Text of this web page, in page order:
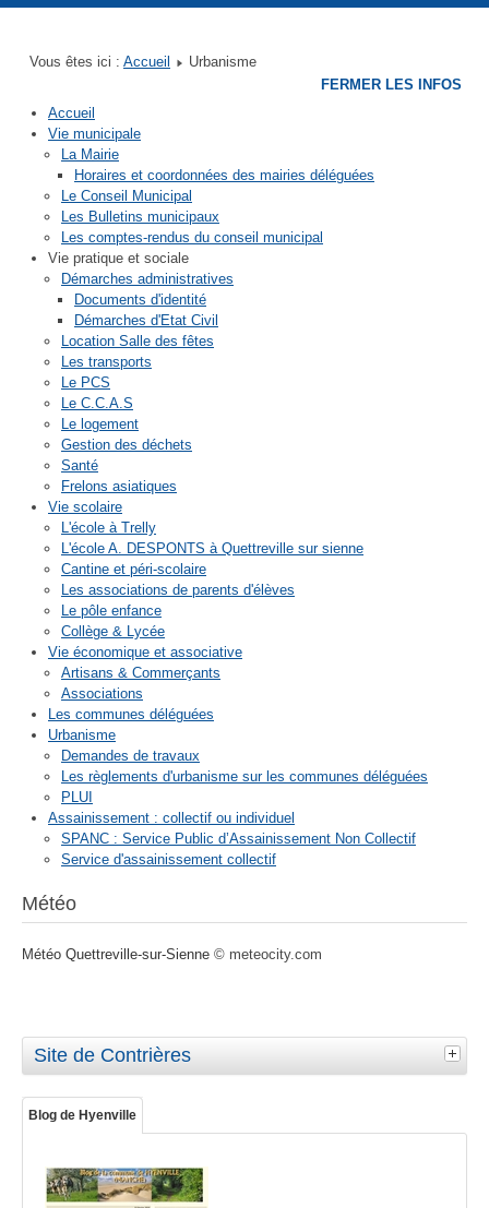
Mairie de Quettreville sur Sienne
Mairie de Contrières
Mairie de Guéhébert
Mairie de Hérenguerville
Mairie de Hyenville
Mairie de Trelly
Vous êtes ici : Accueil Urbanisme
Accueil
Vie municipale
La Mairie
Horaires et coordonnées des mairies déléguées
Le Conseil Municipal
Les Bulletins municipaux
Les comptes-rendus du conseil municipal
Vie pratique et sociale
Démarches administratives
Documents d'identité
Démarches d'Etat Civil
Location Salle des fêtes
Les transports
Le PCS
Le C.C.A.S
Le logement
Gestion des déchets
Santé
Frelons asiatiques
Vie scolaire
L'école à Trelly
L'école A. DESPONTS à Quettreville sur sienne
Cantine et péri-scolaire
Les associations de parents d'élèves
Le pôle enfance
Collège & Lycée
Vie économique et associative
Artisans & Commerçants
Associations
Les communes déléguées
Urbanisme
Demandes de travaux
Les règlements d'urbanisme sur les communes déléguées
PLUI
Assainissement : collectif ou individuel
SPANC : Service Public d’Assainissement Non Collectif
Service d'assainissement collectif
Météo
Météo Quettreville-sur-Sienne © meteocity.com
Site de Contrières
Blog de Hyenville
FERMER LES INFOS